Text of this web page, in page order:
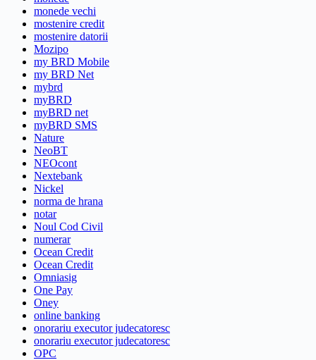
monede vechi
mostenire credit
mostenire datorii
Mozipo
my BRD Mobile
my BRD Net
mybrd
myBRD
myBRD net
myBRD SMS
Nature
NeoBT
NEOcont
Nextebank
Nickel
norma de hrana
notar
Noul Cod Civil
numerar
Ocean Credit
Ocean Credit
Omniasig
One Pay
Oney
online banking
onorariu executor judecatoresc
onorariu executor judecatoresc
OPC